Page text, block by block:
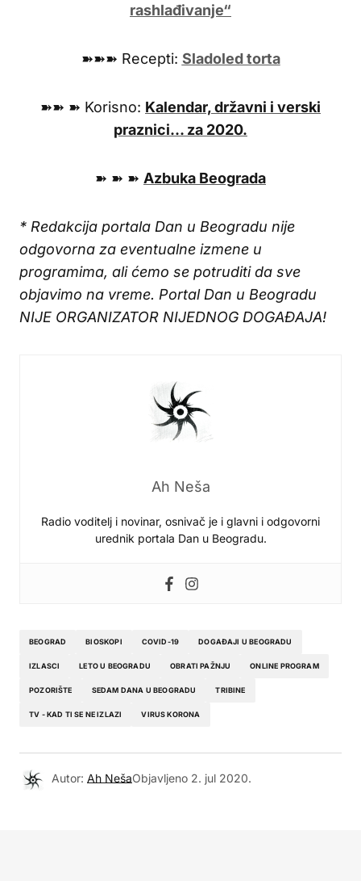
rashlađivanje“
➽➽➽ Recepti: Sladoled torta
➽➽ ➽ Korisno: Kalendar, državni i verski
praznici… za 2020.
➽ ➽ ➽ Azbuka Beograda
* Redakcija portala Dan u Beogradu nije
odgovorna za eventualne izmene u
programima, ali ćemo se potruditi da sve
objavimo na vreme. Portal Dan u Beogradu
NIJE ORGANIZATOR NIJEDNOG DOGAĐAJA!
Ah Neša
Radio voditelj i novinar, osnivač je i glavni i odgovorni
urednik portala Dan u Beogradu.
BEOGRAD BIOSKOPI COVID-19 DOGAĐAJI U BEOGRADU
IZLASCI LETO U BEOGRADU OBRATI PAŽNJU ONLINE PROGRAM
POZORIŠTE SEDAM DANA U BEOGRADU TRIBINE
TV - KAD TI SE NE IZLAZI VIRUS KORONA
Autor: Ah NešaObjavljeno 2. jul 2020.